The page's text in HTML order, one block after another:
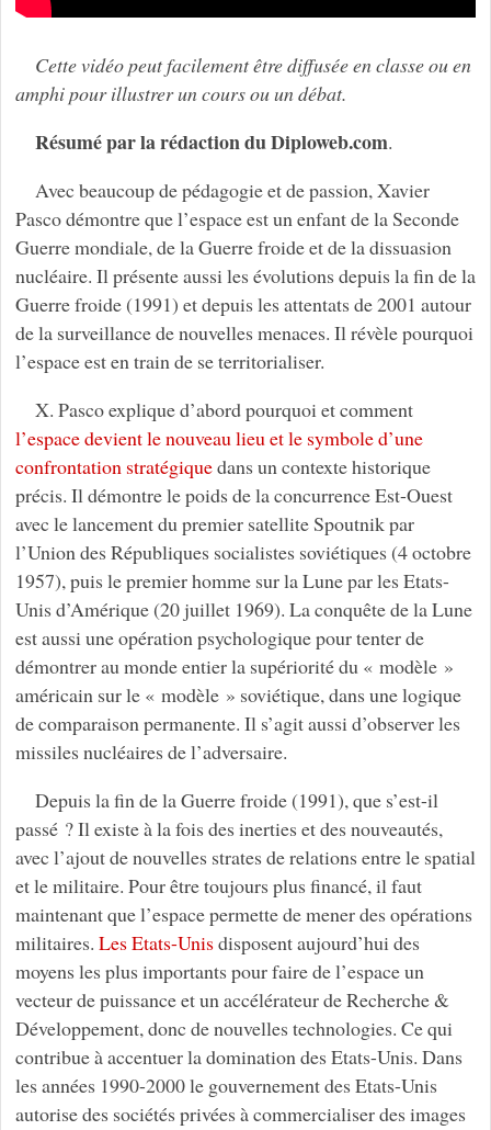
Cette vidéo peut facilement être diffusée en classe ou en
amphi pour illustrer un cours ou un débat.
Résumé par la rédaction du Diploweb.com.
Avec beaucoup de pédagogie et de passion, Xavier
Pasco démontre que l’espace est un enfant de la Seconde
Guerre mondiale, de la Guerre froide et de la dissuasion
nucléaire. Il présente aussi les évolutions depuis la fin de la
Guerre froide (1991) et depuis les attentats de 2001 autour
de la surveillance de nouvelles menaces. Il révèle pourquoi
l’espace est en train de se territorialiser.
X. Pasco explique d’abord pourquoi et comment
l’espace devient le nouveau lieu et le symbole d’une
confrontation stratégiquedans un contexte historique
précis. Il démontre le poids de la concurrence Est-Ouest
avec le lancement du premier satellite Spoutnik par
l’Union des Républiques socialistes soviétiques (4 octobre
1957), puis le premier homme sur la Lune par les Etats-
Unis d’Amérique (20 juillet 1969). La conquête de la Lune
est aussi une opération psychologique pour tenter de
démontrer au monde entier la supériorité du « modèle »
américain sur le « modèle » soviétique, dans une logique
de comparaison permanente. Il s’agit aussi d’observer les
missiles nucléaires de l’adversaire.
Depuis la fin de la Guerre froide (1991), que s’est-il
passé ? Il existe à la fois des inerties et des nouveautés,
avec l’ajout de nouvelles strates de relations entre le spatial
et le militaire. Pour être toujours plus financé, il faut
maintenant que l’espace permette de mener des opérations
militaires. Les Etats-Unisdisposent aujourd’hui des
moyens les plus importants pour faire de l’espace un
vecteur de puissance et un accélérateur de Recherche &
Développement, donc de nouvelles technologies. Ce qui
contribue à accentuer la domination des Etats-Unis. Dans
les années 1990-2000 le gouvernement des Etats-Unis
autorise des sociétés privées à commercialiser des images